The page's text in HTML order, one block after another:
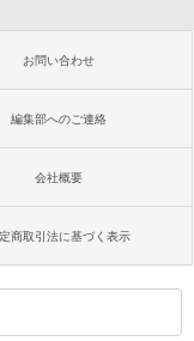
お問い合わせ
編集部へのご連絡
会社概要
商取引法に基づく表示